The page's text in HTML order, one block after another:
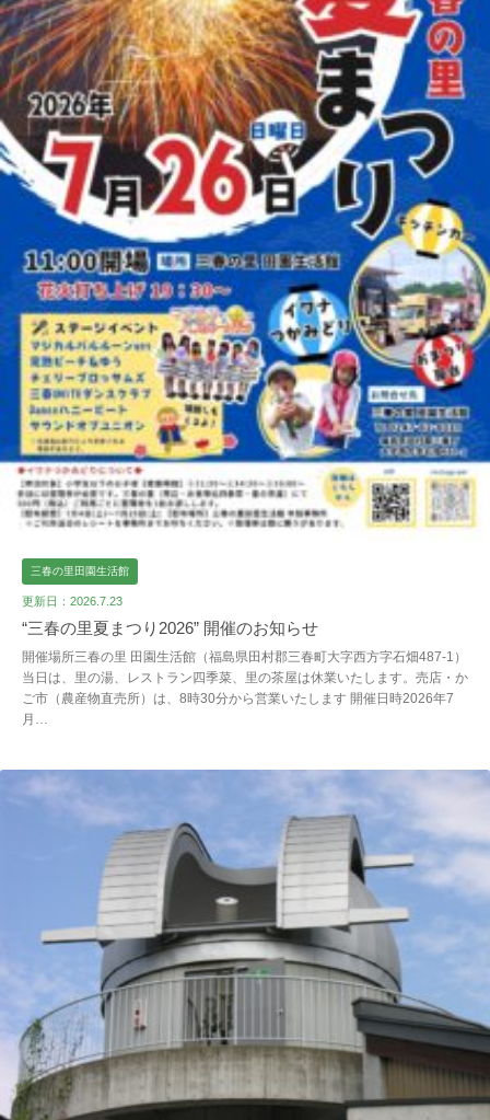
三春の里田園生活館
更新日：2026.7.23
“三春の里夏まつり2026” 開催のお知らせ
開催場所三春の里 田園生活館（福島県田村郡三春町大字西方字石畑487-1）
当日は、里の湯、レストラン四季菜、里の茶屋は休業いたします。売店・か
ご市（農産物直売所）は、8時30分から営業いたします 開催日時2026年7
月…